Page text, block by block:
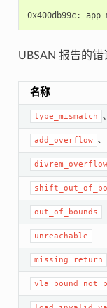
UBSAN 报告的错
名称
type_mismatch 、
add_overflow 、
divrem_overflow
out_of_bounds
unreachable
missing_return